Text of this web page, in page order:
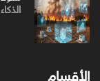
الأقسام